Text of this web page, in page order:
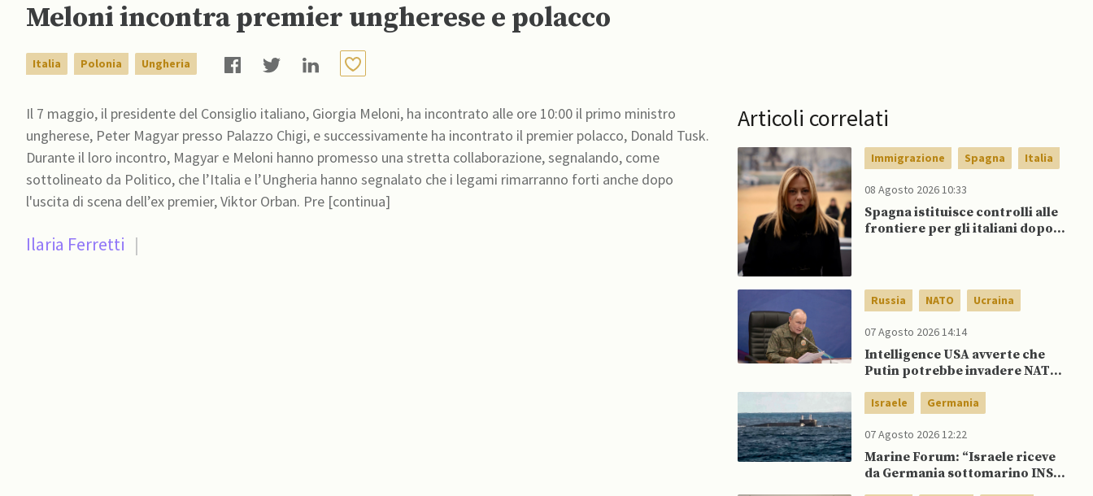
Meloni incontra premier ungherese e polacco
Italia Polonia Ungheria
Il 7 maggio, il presidente del Consiglio italiano, Giorgia Meloni, ha incontrato alle ore 10:00 il primo ministro
ungherese, Peter Magyar presso Palazzo Chigi, e successivamente ha incontrato il premier polacco, Donald Tusk.
Durante il loro incontro, Magyar e Meloni hanno promesso una stretta collaborazione, segnalando, come
sottolineato da Politico, che l’Italia e l’Ungheria hanno segnalato che i legami rimarranno forti anche dopo
l'uscita di scena dell’ex premier, Viktor Orban. Pre [continua]
Ilaria Ferretti |
Articoli correlati
Immigrazione Spagna Italia
08 Agosto 2026 10:33
Spagna istituisce controlli alle
frontiere per gli italiani dopo
Russia NATO Ucraina
07 Agosto 2026 14:14
Intelligence USA avverte che
Putin potrebbe invadere NATO
Ucraina
Israele Germania
07 Agosto 2026 12:22
Marine Forum: “Israele riceve
da Germania sottomarino INS